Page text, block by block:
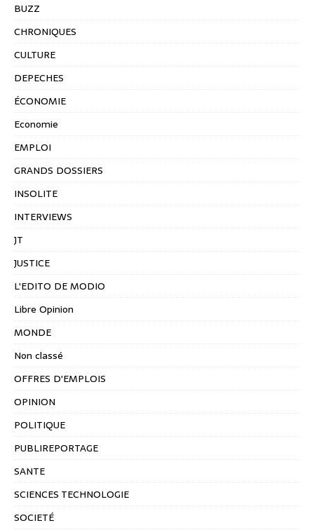
BUZZ
CHRONIQUES
CULTURE
DEPECHES
ÉCONOMIE
Economie
EMPLOI
GRANDS DOSSIERS
INSOLITE
INTERVIEWS
JT
JUSTICE
L'EDITO DE MODIO
Libre Opinion
MONDE
Non classé
OFFRES D'EMPLOIS
OPINION
POLITIQUE
PUBLIREPORTAGE
SANTE
SCIENCES TECHNOLOGIE
SOCIETÉ